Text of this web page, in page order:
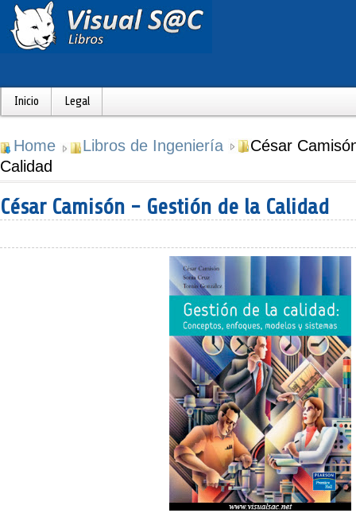
Inicio Legal
Home Libros de Ingeniería
César
Calidad
César Camisón - Gestión de la Calidad